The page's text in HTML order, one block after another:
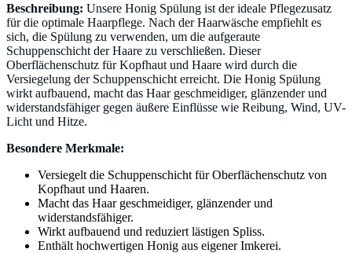
Beschreibung: Unsere Honig Spülung ist der ideale Pflegezusatz
für die optimale Haarpflege. Nach der Haarwäsche empfiehlt es
sich, die Spülung zu verwenden, um die aufgeraute
Schuppenschicht der Haare zu verschließen. Dieser
Oberflächenschutz für Kopfhaut und Haare wird durch die
Versiegelung der Schuppenschicht erreicht. Die Honig Spülung
wirkt aufbauend, macht das Haar geschmeidiger, glänzender und
widerstandsfähiger gegen äußere Einflüsse wie Reibung, Wind, UV-
Licht und Hitze.
Besondere Merkmale:
Versiegelt die Schuppenschicht für Oberflächenschutz von
Kopfhaut und Haaren.
Macht das Haar geschmeidiger, glänzender und
widerstandsfähiger.
Wirkt aufbauend und reduziert lästigen Spliss.
Enthält hochwertigen Honig aus eigener Imkerei.